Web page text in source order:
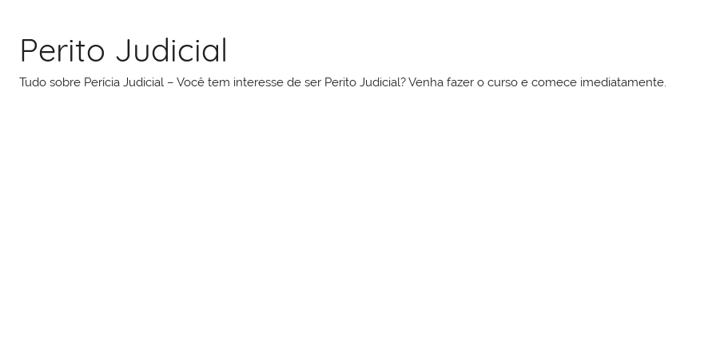
conteúdo
Perito Judicial
Tudo sobre Perícia Judicial – Você tem interesse de ser Perito Judicial? Venha fazer o curso e comece imediatamente.